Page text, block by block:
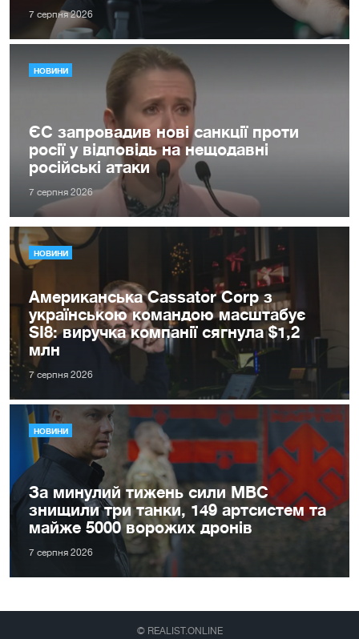
7 серпня 2026
НОВИНИ
ЄС запровадив нові санкції проти
росії у відповідь на нещодавні
російські атаки
7 серпня 2026
НОВИНИ
Американська Cassator Corp з
українською командою масштабує
SI8: виручка компанії сягнула $1,2
млн
7 серпня 2026
НОВИНИ
За минулий тижень сили МВС
знищили три танки, 149 артсистем та
майже 5000 ворожих дронів
7 серпня 2026
© REALIST.ONLINE